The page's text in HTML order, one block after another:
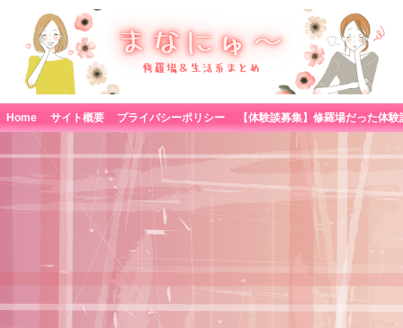
Home サイト概要 プライバシーポリシー